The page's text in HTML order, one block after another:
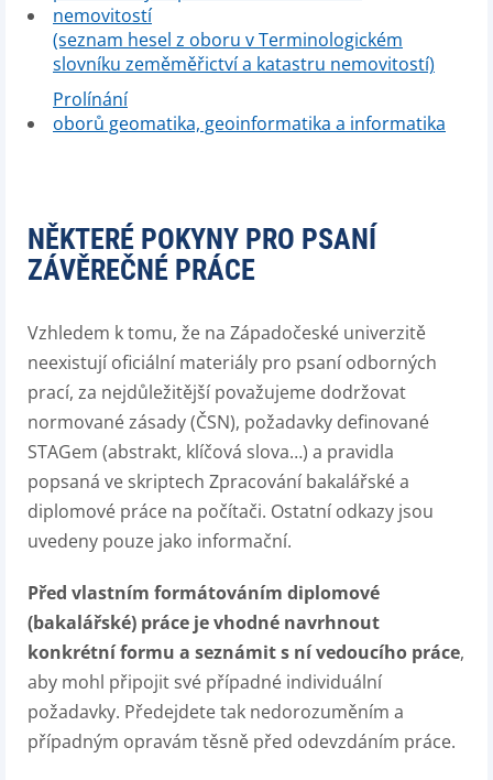
nemovitostí
(seznam hesel z oboru v Terminologickém
slovníku zeměměřictví a katastru nemovitostí)
Prolínání
oborů geomatika, geoinformatika a informatika
NĚKTERÉ POKYNY PRO PSANÍ
ZÁVĚREČNÉ PRÁCE
Vzhledem k tomu, že na Západočeské univerzitě
neexistují oficiální materiály pro psaní odborných
prací, za nejdůležitější považujeme dodržovat
normované zásady (ČSN), požadavky definované
STAGem (abstrakt, klíčová slova…) a pravidla
popsaná ve skriptech Zpracování bakalářské a
diplomové práce na počítači. Ostatní odkazy jsou
uvedeny pouze jako informační.
Před vlastním formátováním diplomové
(bakalářské) práce je vhodné navrhnout
konkrétní formu a seznámit s ní vedoucího práce,
aby mohl připojit své případné individuální
požadavky. Předejdete tak nedorozuměním a
případným opravám těsně před odevzdáním práce.